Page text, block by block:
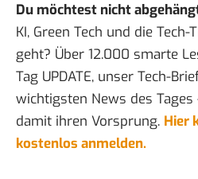
Du möchtest nicht
KI, Green Tech und die
geht? Über 12.000 smarte
Tag UPDATE, unser Tech-
wichtigsten News des
damit ihren Vorsprung. Hier
kostenlos anmelden.